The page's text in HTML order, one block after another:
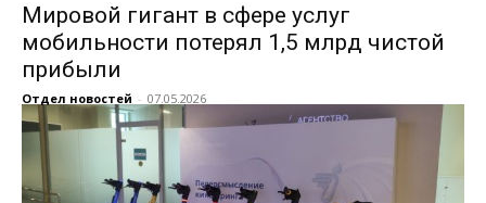
Мировой гигант в сфере услуг
мобильности потерял 1,5 млрд чистой
прибыли
Отдел новостей - 07.05.2026